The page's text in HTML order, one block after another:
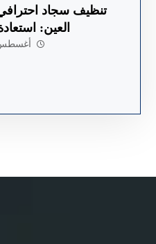
تنظيف سجاد
العين:
أغسطس 2,